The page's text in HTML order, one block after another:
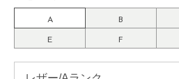
A B
E F